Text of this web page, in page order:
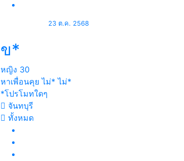
23 ต.ค. 2568
ข*
หญิง 30
หาเพื่อนคุย ไม่* ไม่*
*โปรโมทใดๆ
จันทบุรี
ทั้งหมด